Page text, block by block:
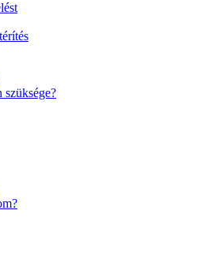
szüksége?